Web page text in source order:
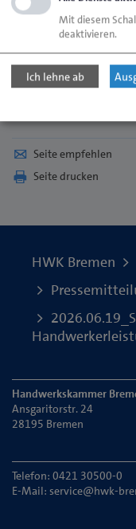
Oliver Brandt
Pressesprecher
Telefon 0421 30500-
brandt.oliver@hwk-
Seite empfehlen
Seite drucken
HWK Bremen
Handwerkskammer
Ansgaritorstr. 24
28195 Bremen
Telefon: 0421 30500-0
E-Mail: service@hwk-
Mit diesem
deaktivieren.
Ich lehne ab